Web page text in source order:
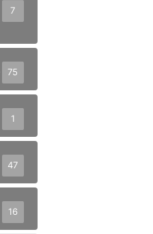
7
75
1
47
16